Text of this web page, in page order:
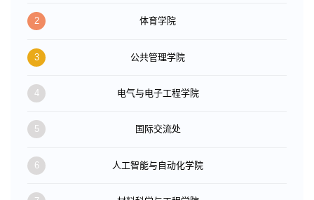
2 体育学院
3 公共管理学院
4 电气与电子工程学院
5 国际交流处
6 人工智能与自动化学院